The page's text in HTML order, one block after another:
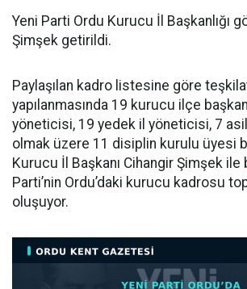
Yeni Parti Ordu Kurucu İl Başkanlığı
Şimşek getirildi.
Paylaşılan kadro listesine göre
yapılanmasında 19 kurucu ilçe
yöneticisi, 19 yedek il yöneticisi, 7
olmak üzere 11 disiplin kurulu üyesi
Kurucu İl Başkanı Cihangir Şimşek ile
Parti’nin Ordu’daki kurucu kadrosu
oluşuyor.